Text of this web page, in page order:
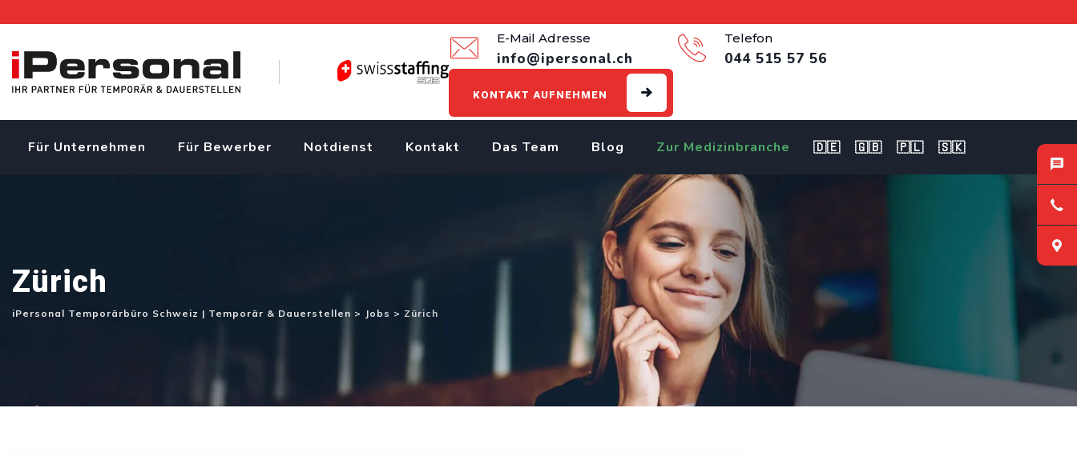
content
E-Mail Adresse
info@ipersonal.ch
Telefon
044 515 57 56
KONTAKT AUFNEHMEN
Für Unternehmen Für Bewerber Notdienst Kontakt Das Team Blog Zur Medizinbranche 🇩🇪 🇬🇧 🇵🇱 🇸🇰
Zürich
iPersonal Temporärbüro Schweiz | Temporär & Dauerstellen > Jobs > Zürich